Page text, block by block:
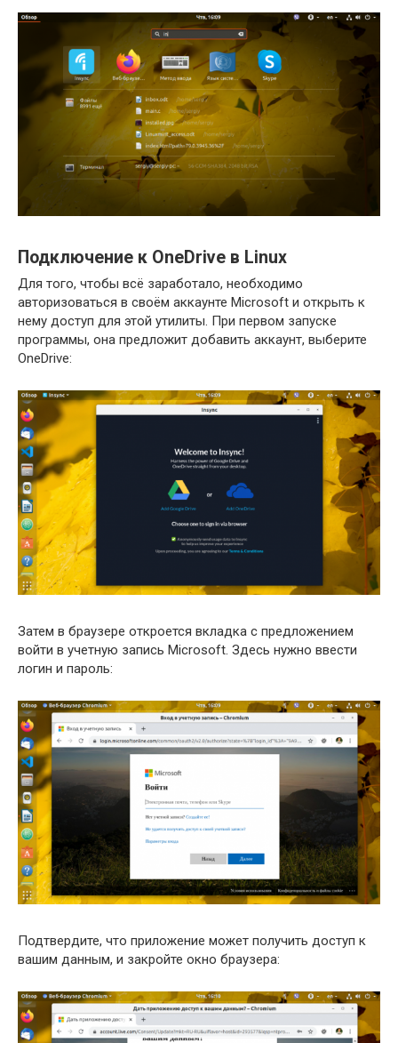
Подключение к OneDrive в Linux
Для того, чтобы всё заработало, необходимо
авторизоваться в своём аккаунте Microsoft и открыть к
нему доступ для этой утилиты. При первом запуске
программы, она предложит добавить аккаунт, выберите
OneDrive:
Затем в браузере откроется вкладка с предложением
войти в учетную запись Microsoft. Здесь нужно ввести
логин и пароль:
Подтвердите, что приложение может получить доступ к
вашим данным, и закройте окно браузера: